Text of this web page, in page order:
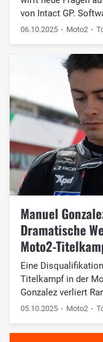
von Intact GP.
06.10.2025 Moto2
Manuel
Dramatische
Moto2-
Eine
Titelkampf in der
Gonzalez verliert
05.10.2025 Moto2